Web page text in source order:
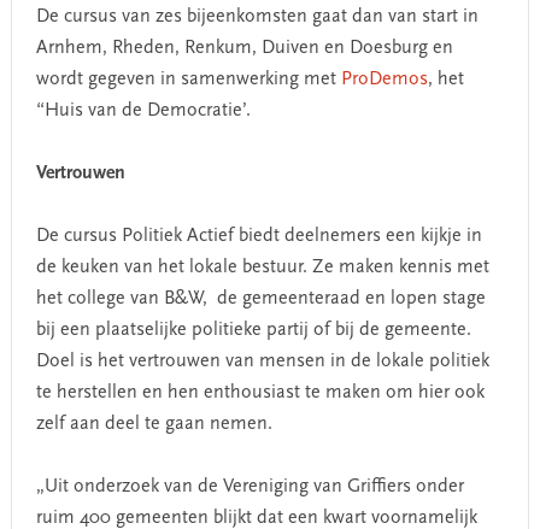
De cursus van zes bijeenkomsten gaat dan van start in
Arnhem, Rheden, Renkum, Duiven en Doesburg en
wordt gegeven in samenwerking met ProDemos, het
“Huis van de Democratie’.
Vertrouwen
De cursus Politiek Actief biedt deelnemers een kijkje in
de keuken van het lokale bestuur. Ze maken kennis met
het college van B&W, de gemeenteraad en lopen stage
bij een plaatselijke politieke partij of bij de gemeente.
Doel is het vertrouwen van mensen in de lokale politiek
te herstellen en hen enthousiast te maken om hier ook
zelf aan deel te gaan nemen.
„Uit onderzoek van de Vereniging van Griffiers onder
ruim 400 gemeenten blijkt dat een kwart voornamelijk